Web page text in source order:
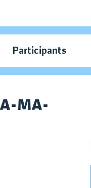
Participants
МА-